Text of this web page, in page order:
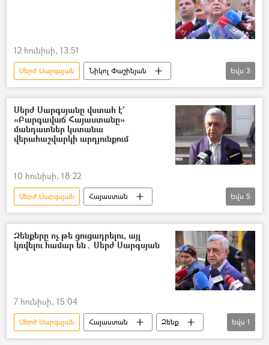
12 հունիսի, 13:51
Սերժ Սարգսյան
Նիկոլ Փաշինյան
Հայաստան
Ընտրություններ
Ազգային ժողովի ընտրություններ
Եվս 3
Սերժ Սարգսյանը վստահ է`
«Բարգավաճ Հայաստանը»
մանդատներ կստանա
վերահաշվարկի արդյունքում
10 հունիսի, 18:22
Սերժ Սարգսյան
Հայաստան
Ընտրություններ
Ազգային ժողովի ընտրություններ
ընտրախախտում
դիտորդ
Եվս 5
Զենքերը ոչ թե ցուցադրելու, այլ
կռվելու համար են․ Սերժ Սարգսյան
7 հունիսի, 15:04
Սերժ Սարգսյան Հայաստան
Զենք
զորահանդես
Եվս 1